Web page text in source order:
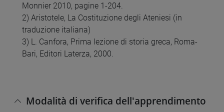
Monnier 2010, pagine 1-204.
2) Aristotele, La Costituzione degli Ateniesi (in
traduzione italiana)
3) L. Canfora, Prima lezione di storia greca, Roma-
Bari, Editori Laterza, 2000.
Modalità di verifica dell'apprendimento